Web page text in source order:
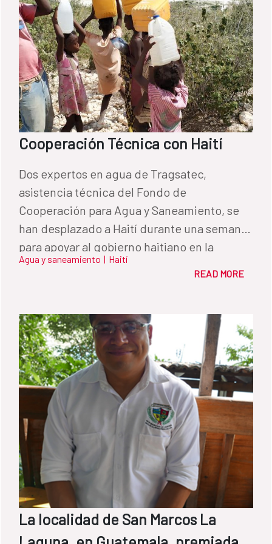
Cooperación Técnica con Haití
Dos expertos en agua de Tragsatec,
asistencia técnica del Fondo de
Cooperación para Agua y Saneamiento, se
han desplazado a Haití durante una semana
para apoyar al gobierno haitiano en la
evaluación de los recursos hídricos
Agua y saneamiento | Haití
READ MORE
La localidad de San Marcos La